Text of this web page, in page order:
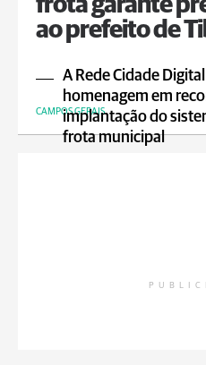
frota garante
ao prefeito de
A Rede Cidade
homenagem em
implantação do
frota municipal
CAMPOS GERAIS